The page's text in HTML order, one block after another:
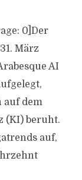
0]Der
März
AI
auf dem
(KI) beruht.
auf,